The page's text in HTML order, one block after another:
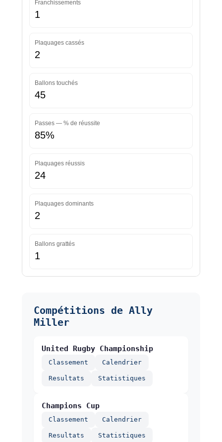
Franchissements
1
Plaquages cassés
2
Ballons touchés
45
Passes — % de réussite
85%
Plaquages réussis
24
Plaquages dominants
2
Ballons grattés
1
Compétitions de Ally
Miller
United Rugby Championship
Classement Calendrier
Resultats Statistiques
Champions Cup
Classement Calendrier
Resultats Statistiques